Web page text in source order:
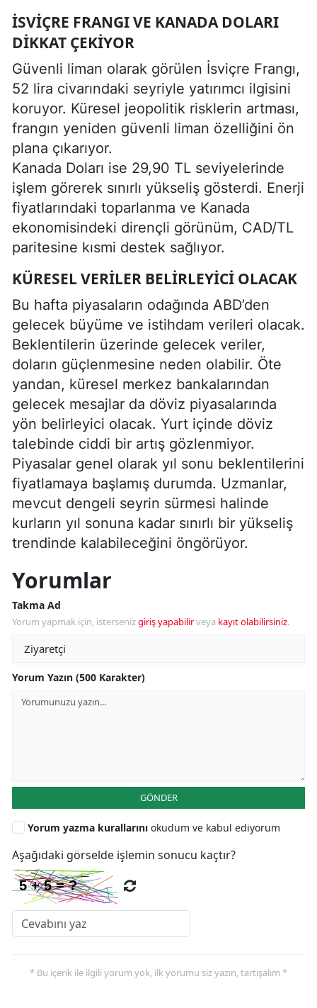
İSVIÇRE FRANGI VE KANADA DOLARI
DIKKAT ÇEKIYOR
Güvenli liman olarak görülen İsviçre Frangı,
52 lira civarındaki seyriyle yatırımcı ilgisini
koruyor. Küresel jeopolitik risklerin artması,
frangın yeniden güvenli liman özelliğini ön
plana çıkarıyor.
Kanada Doları ise 29,90 TL seviyelerinde
işlem görerek sınırlı yükseliş gösterdi. Enerji
fiyatlarındaki toparlanma ve Kanada
ekonomisindeki dirençli görünüm, CAD/TL
paritesine kısmi destek sağlıyor.
KÜRESEL VERILER BELIRLEYICI OLACAK
Bu hafta piyasaların odağında ABD’den
gelecek büyüme ve istihdam verileri olacak.
Beklentilerin üzerinde gelecek veriler,
doların güçlenmesine neden olabilir. Öte
yandan, küresel merkez bankalarından
gelecek mesajlar da döviz piyasalarında
yön belirleyici olacak. Yurt içinde döviz
talebinde ciddi bir artış gözlenmiyor.
Piyasalar genel olarak yıl sonu beklentilerini
fiyatlamaya başlamış durumda. Uzmanlar,
mevcut dengeli seyrin sürmesi halinde
kurların yıl sonuna kadar sınırlı bir yükseliş
trendinde kalabileceğini öngörüyor.
Yorumlar
Takma Ad
Yorum yapmak için, istersenizgiriş yapabilirveya kayıt olabilirsiniz.
Yorum Yazın (500 Karakter)
GÖNDER
Yorum yazma kurallarını okudum ve kabul ediyorum
Aşağıdaki görselde işlemin sonucu kaçtır?
* Bu içerik ile ilgili yorum yok, ilk yorumu siz yazın, tartışalım *